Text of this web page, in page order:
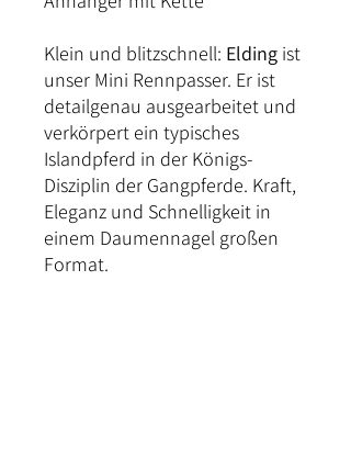
Klein und blitzschnell: Elding ist
unser Mini Rennpasser. Er ist
detailgenau ausgearbeitet und
verkörpert ein typisches
Islandpferd in der Königs-
Disziplin der Gangpferde. Kraft,
Eleganz und Schnelligkeit in
einem Daumennagel großen
Format.